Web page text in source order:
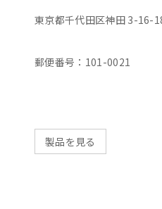
東京都千代田区神田 3-16-
郵便番号：101-0021
製品を見る